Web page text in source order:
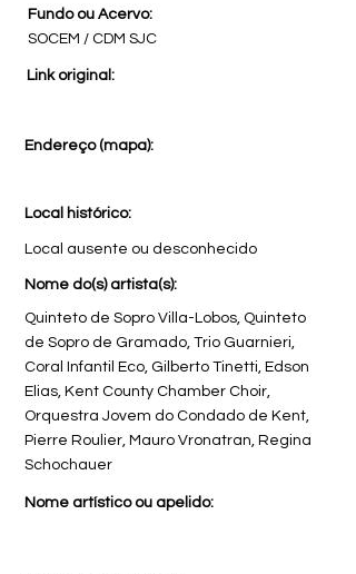
Fundo ou Acervo:
SOCEM / CDM SJC
Link original:
Endereço (mapa):
Local histórico:
Local ausente ou desconhecido
Nome do(s) artista(s):
Quinteto de Sopro Villa-Lobos, Quinteto
de Sopro de Gramado, Trio Guarnieri,
Coral Infantil Eco, Gilberto Tinetti, Edson
Elias, Kent County Chamber Choir,
Orquestra Jovem do Condado de Kent,
Pierre Roulier, Mauro Vronatran, Regina
Schochauer
Nome artístico ou apelido: